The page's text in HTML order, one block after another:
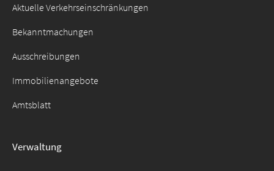
Suche
Aktuelle Verkehrseinschränkungen
Bekanntmachungen
Ausschreibungen
Immobilienangebote
Amtsblatt
Verwaltung